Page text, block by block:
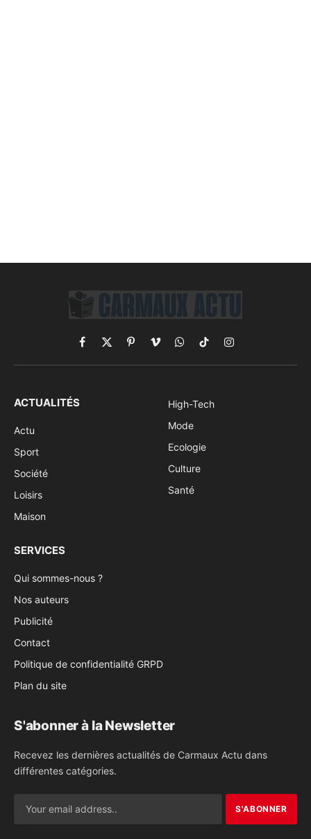
Facebook
X
(Twitter)
PinterestVimeoWhatsApp
TikTokInstagram
ACTUALITÉS
Actu
Sport
Société
Loisirs
Maison
High-Tech
Mode
Ecologie
Culture
Santé
SERVICES
Qui sommes-nous ?
Nos auteurs
Publicité
Contact
Politique de confidentialité GRPD
Plan du site
S'abonner à la Newsletter
Recevez les dernières actualités de Carmaux Actu dans
différentes catégories.